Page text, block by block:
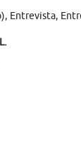
Entrevista,